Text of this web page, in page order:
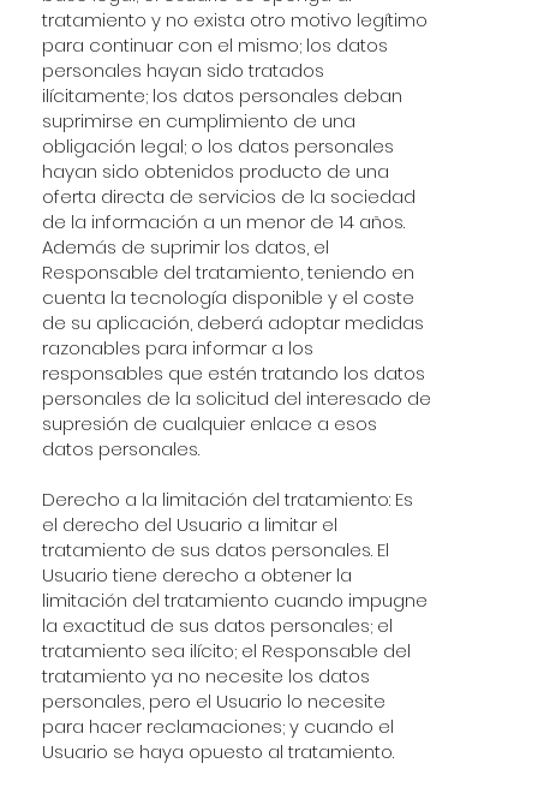
tratamiento y no exista otro motivo legítimo
para continuar con el mismo; los datos
personales hayan sido tratados
ilícitamente; los datos personales deban
suprimirse en cumplimiento de una
obligación legal; o los datos personales
hayan sido obtenidos producto de una
oferta directa de servicios de la sociedad
de la información a un menor de 14 años.
Además de suprimir los datos, el
Responsable del tratamiento, teniendo en
cuenta la tecnología disponible y el coste
de su aplicación, deberá adoptar medidas
razonables para informar a los
responsables que estén tratando los datos
personales de la solicitud del interesado de
supresión de cualquier enlace a esos
datos personales.
Derecho a la limitación del tratamiento: Es
el derecho del Usuario a limitar el
tratamiento de sus datos personales. El
Usuario tiene derecho a obtener la
limitación del tratamiento cuando impugne
la exactitud de sus datos personales; el
tratamiento sea ilícito; el Responsable del
tratamiento ya no necesite los datos
personales, pero el Usuario lo necesite
para hacer reclamaciones; y cuando el
Usuario se haya opuesto al tratamiento.